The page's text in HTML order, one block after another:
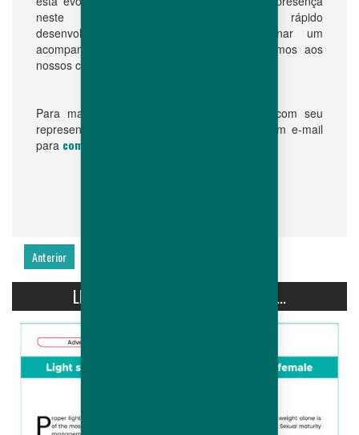
neste mercado estratégico e em rápido
desenvolvimento, permitindo-nos proporcionar um
acompanhamento e apoio ainda mais próximos aos
nossos clientes.”
Para mais informações, entre em contato com seu
representante regional de vendas ou envie um e-mail
para communication@hubbardbreeders.com
Anterior
LIGHT STIMULATION OF HUBBARD...